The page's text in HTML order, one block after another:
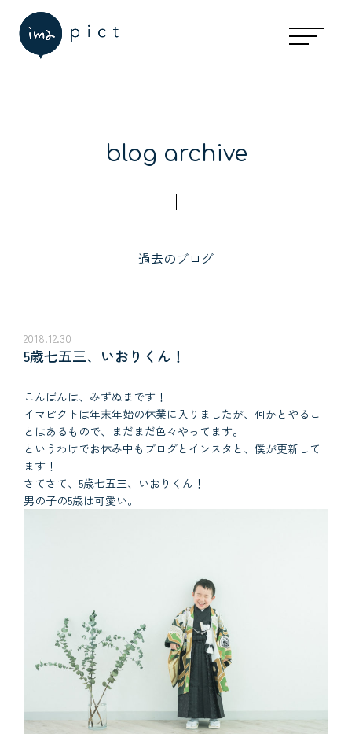
blog archive
過去のブログ
2018.12.30
5歳七五三、いおりくん！
こんばんは、みずぬまです！
イマピクトは年末年始の休業に入りましたが、何かとやるこ
とはあるもので、まだまだ色々やってます。
というわけでお休み中もブログとインスタと、僕が更新して
ます！
さてさて、5歳七五三、いおりくん！
男の子の5歳は可愛い。